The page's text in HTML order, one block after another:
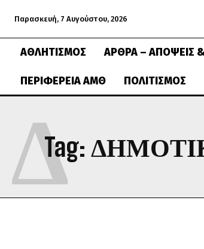
Παρασκευή, 7 Αυγούστου, 2026
ΑΘΛΗΤΙΣΜΌΣ ΆΡΘΡΑ – ΑΠΌΨΕΙΣ
ΠΕΡΙΦΈΡΕΙΑ ΑΜΘ ΠΟΛΙΤΙΣΜΌΣ
Tag:
Δ